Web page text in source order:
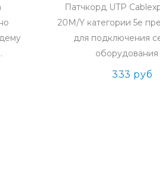
Патчкорд UTP
20M/Y категории 5е
для подключения
оборудования
333 руб